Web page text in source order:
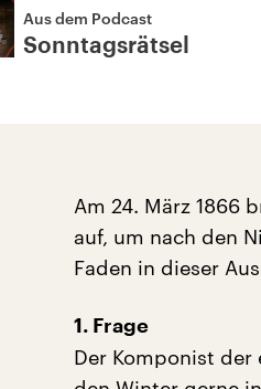
Aus dem Podcast
Sonntagsrätsel
Am 24. März 1866
auf, um nach den
Faden in dieser
1. Frage
Der Komponist